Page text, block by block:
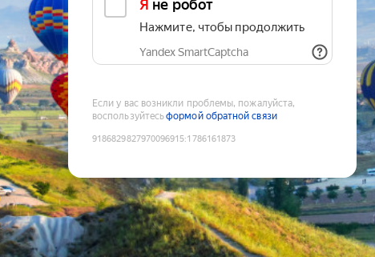
Я не робот
Нажмите, чтобы продолжить
Yandex SmartCaptcha
Если у вас возникли проблемы, пожалуйста,
воспользуйтесьформой обратной связи
9186829827970096915:1786161873